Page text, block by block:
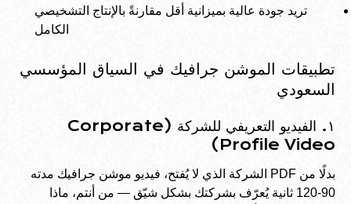
تريد جودة عالية بميزانية أقل مقارنةً بالإنتاج التشخيصي
الكامل
تطبيقات الموشن جرافيك في السياق المؤسسي
السعودي
١. الفيديو التعريفي للشركة (Corporate
Profile Video)
بدلًا من PDF الشركة الذي لا يُفتح، فيديو موشن جرافيك مدته
90-120 ثانية يُعرّف بشركتك بشكل شيّق — من أنتم، ماذا